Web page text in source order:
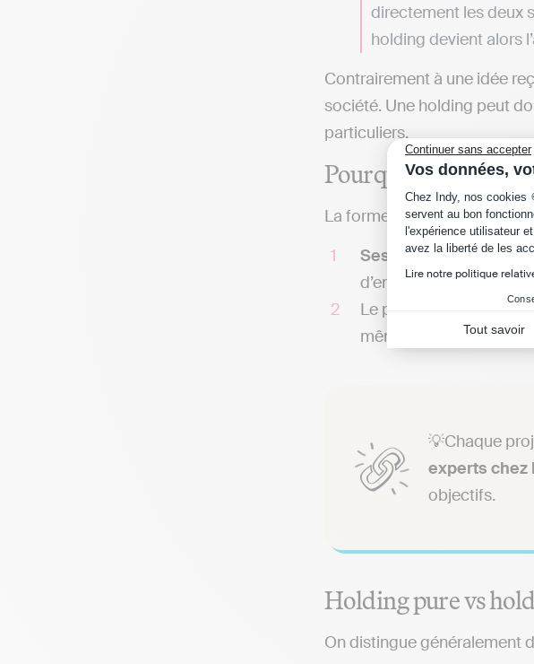
Continuer sans accepter
Vos données,
Plateforme de
Chez Indy, nos cookies
servent au bon
l'expérience utilisateur
avez la liberté de les
Lire notre politique
Tout savoir
directement les deux
holding devient alors
Contrairement à une idée
société. Une holding peut
particuliers.
Pourquoi choisir la
La forme de laSAS (société
Ses statuts sont
d’entrée ou de sortie
Le président de la SAS
même si cela implique
💡Chaque
experts chez
objectifs.
Holding pure vs
On distingue généralement